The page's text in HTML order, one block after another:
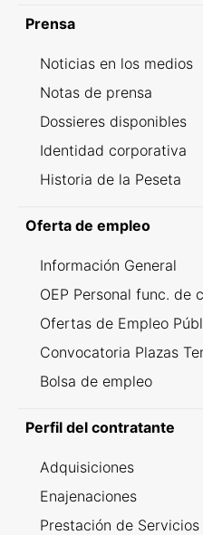
Prensa
Noticias en los medios
Notas de prensa
Dossieres disponibles
Identidad corporativa
Historia de la Peseta
Oferta de empleo
Información General
OEP Personal func. de
Ofertas de Empleo
Convocatoria Plazas
Bolsa de empleo
Perfil del contratante
Adquisiciones
Enajenaciones
Prestación de Servicios